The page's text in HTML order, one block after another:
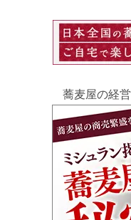
蕎麦屋の経